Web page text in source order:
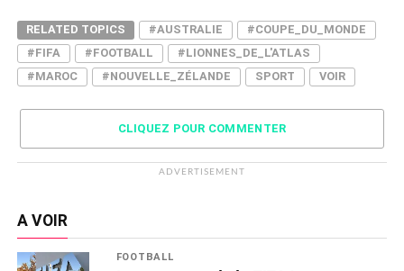
RELATED TOPICS #AUSTRALIE
#COUPE_DU_MONDE
#FIFA
#FOOTBALL
#LIONNES_DE_L'ATLAS
#MAROC
#NOUVELLE_ZÉLANDE SPORT VOIR
CLIQUEZ POUR COMMENTER
ADVERTISEMENT
A VOIR
FOOTBALL